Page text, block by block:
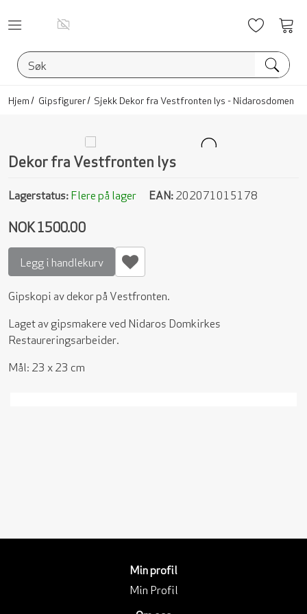
Hjem Gipsfigurer Sjekk Dekor fra Vestfronten lys - Nidarosdomen
Dekor fra Vestfronten lys
Lagerstatus:Flere på lager EAN:202071015178
NOK 1500.00
Legg i handlekurv
Gipskopi av dekor på Vestfronten.
Laget av gipsmakere ved Nidaros Domkirkes
Restaureringsarbeider.
Mål: 23 x 23 cm
Min profil
Min Profil